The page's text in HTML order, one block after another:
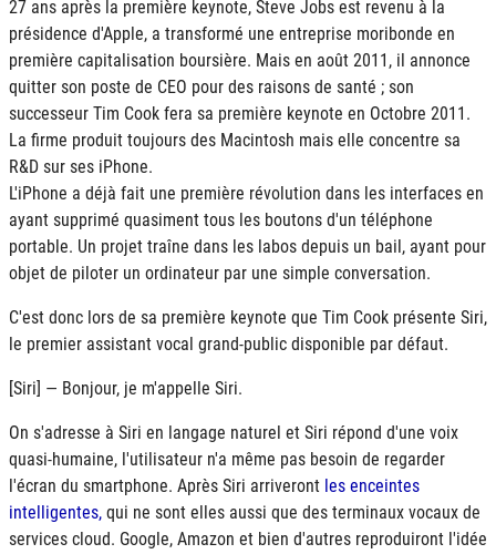
27 ans après la première keynote, Steve Jobs est revenu à la
présidence d'Apple, a transformé une entreprise moribonde en
première capitalisation boursière. Mais en août 2011, il annonce
quitter son poste de CEO pour des raisons de santé ; son
successeur Tim Cook fera sa première keynote en Octobre 2011.
La firme produit toujours des Macintosh mais elle concentre sa
R&D sur ses iPhone.
L'iPhone a déjà fait une première révolution dans les interfaces en
ayant supprimé quasiment tous les boutons d'un téléphone
portable. Un projet traîne dans les labos depuis un bail, ayant pour
objet de piloter un ordinateur par une simple conversation.
C'est donc lors de sa première keynote que Tim Cook présente Siri,
le premier assistant vocal grand-public disponible par défaut.
[Siri] — Bonjour, je m'appelle Siri.
On s'adresse à Siri en langage naturel et Siri répond d'une voix
quasi-humaine, l'utilisateur n'a même pas besoin de regarder
l'écran du smartphone. Après Siri arriveront les enceintes
intelligentes, qui ne sont elles aussi que des terminaux vocaux de
services cloud. Google, Amazon et bien d'autres reproduiront l'idée